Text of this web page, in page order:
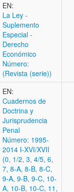
EN:
La Ley -
Suplemento
Especial -
Derecho
Económico
Número:
(Revista (serie))
EN:
Cuadernos de
Doctrina y
Jurisprudencia
Penal
Número: 1995-
2014 I-XVI/XVII
(0, 1/2, 3, 4/5, 6,
7, 8-A, 8-B, 8-C,
9-A, 9-B, 9-C, 10-
A, 10-B, 10-C, 11,